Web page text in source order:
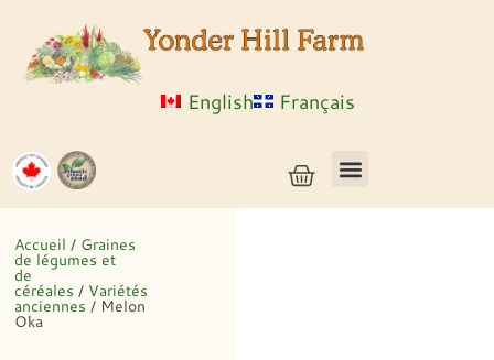
English Français
Accueil / Graines
de légumes et
de
céréales / Variétés
anciennes / Melon
Oka